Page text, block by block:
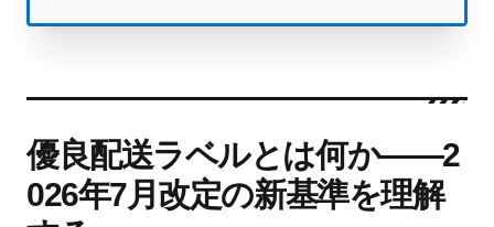
優良配送ラベルとは何か――2
026年7月改定の新基準を理解